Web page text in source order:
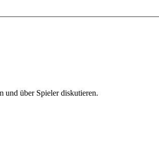
und über Spieler diskutieren.